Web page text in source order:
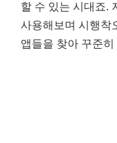
할 수 있는 시대죠.
사용해보며 시행착
앱들을 찾아 꾸준